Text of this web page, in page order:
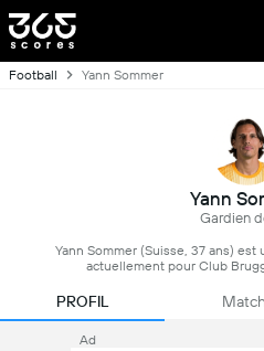
Football Yann Sommer
Yann
Gardien
Yann Sommer (Suisse, 37 ans)
actuellement pour Club
PROFIL
Ad